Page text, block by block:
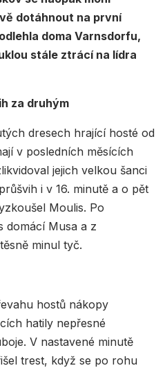
dotáhnout na první
doma Varnsdorfu,
stále ztrácí na lídra
za druhým
dresech hrající hosté od
v posledních měsících
jejich velkou šanci
i v 16. minutě a o pět
Moulis. Po
domácí Musa a z
minul tyč.
hostů nákopy
hatily nepřesné
V nastavené minutě
trest, když se po rohu